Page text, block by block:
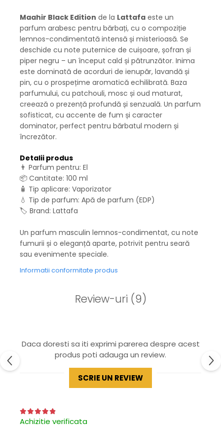
Maahir Black Edition de la Lattafa este un
parfum arabesc pentru bărbați, cu o compoziție
lemnos-condimentată intensă și misterioasă. Se
deschide cu note puternice de cuișoare, șofran și
piper negru – un început cald și pătrunzător. Inima
este dominată de acorduri de ienupăr, lavandă și
pin, cu o prospețime aromatică echilibrată. Baza
parfumului, cu patchouli, mosc și oud maturat,
creează o prezență profundă și senzuală. Un parfum
sofisticat, cu accente de fum și caracter
dominator, perfect pentru bărbatul modern și
încrezător.
Detalii produs
👨 Parfum pentru: El
📦 Cantitate: 100 ml
🧴 Tip aplicare: Vaporizator
💧 Tip de parfum: Apă de parfum (EDP)
🏷️ Brand: Lattafa
Un parfum masculin lemnos-condimentat, cu note
fumurii și o eleganță aparte, potrivit pentru seară
sau evenimente speciale.
Informatii conformitate produs
Review-uri (9)
Daca doresti sa iti exprimi parerea despre acest
produs poti adauga un review.
SCRIE UN REVIEW
Achizitie verificata